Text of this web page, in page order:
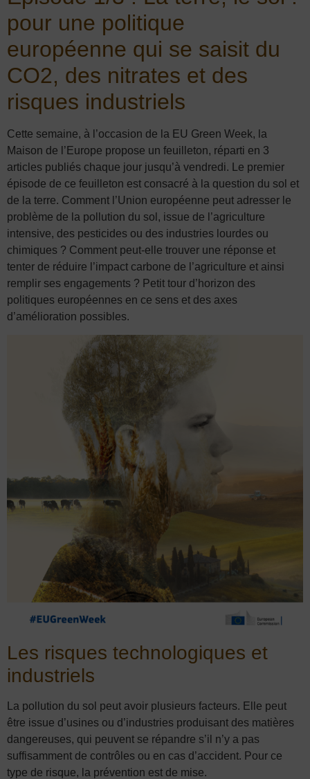
pour une politique
européenne qui se saisit du
CO2, des nitrates et des
risques industriels
Cette semaine, à l’occasion de la EU Green Week, la
Maison de l’Europe propose un feuilleton, réparti en 3
articles publiés chaque jour jusqu’à vendredi. Le premier
épisode de ce feuilleton est consacré à la question du sol et
de la terre. Comment l’Union européenne peut adresser le
problème de la pollution du sol, issue de l’agriculture
intensive, des pesticides ou des industries lourdes ou
chimiques ? Comment peut-elle trouver une réponse et
tenter de réduire l’impact carbone de l’agriculture et ainsi
remplir ses engagements ? Petit tour d’horizon des
politiques européennes en ce sens et des axes
d’amélioration possibles.
Les risques technologiques et
industriels
La pollution du sol peut avoir plusieurs facteurs. Elle peut
être issue d’usines ou d’industries produisant des matières
dangereuses, qui peuvent se répandre s’il n’y a pas
suffisamment de contrôles ou en cas d’accident. Pour ce
type de risque, la prévention est de mise.